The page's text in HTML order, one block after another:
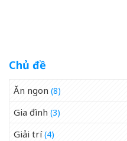
Chủ đề
Ăn ngon (8)
Gia đình (3)
Giải trí(4)